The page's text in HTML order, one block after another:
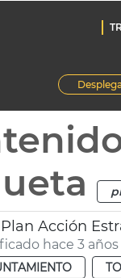
Acción
hace 3 años